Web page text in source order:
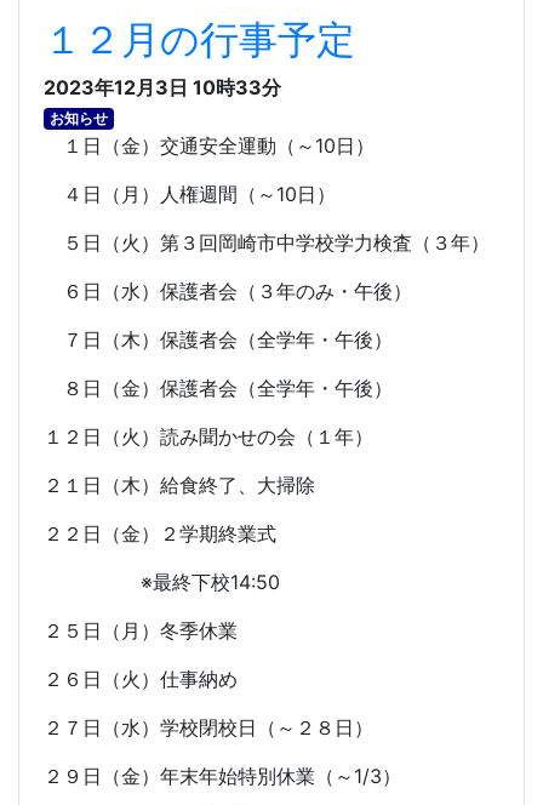
１２月の行事予定
2023年12月3日 10時33分
お知らせ
１日（金）交通安全運動（～ 10日）
４日（月）人権週間（～ 10日）
５日（火）第３回岡崎市中学校学力検査（３年）
６日（水）保護者会（３年のみ・午後）
７日（木）保護者会（全学年・午後）
８日（金）保護者会（全学年・午後）
１２日（火）読み聞かせの会（１年）
２１日（木）給食終了、大掃除
２２日（金）２学期終業式
※最終下校14:50
２５日（月）冬季休業
２６日（火）仕事納め
２７日（水）学校閉校日（～２８日）
２９日（金）年末年始特別休業（～ 1/3）